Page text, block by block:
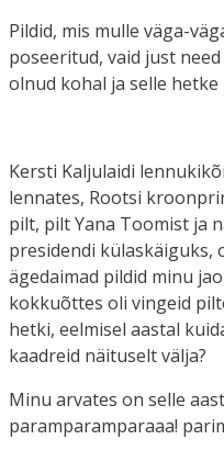
Pildid, mis mulle väga-
poseeritud, vaid just
olnud kohal ja selle
Kersti Kaljulaidi
lennates, Rootsi
pilt, pilt Yana Toomist ja
presidendi külaskäiguks,
ägedaimad pildid minu
kokkuõttes oli vingeid
hetki, eelmisel aastal
kaadreid näituselt välja?
Minu arvates on selle
paramparamparaaa!